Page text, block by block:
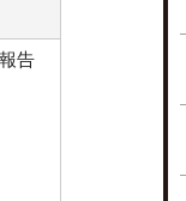
告